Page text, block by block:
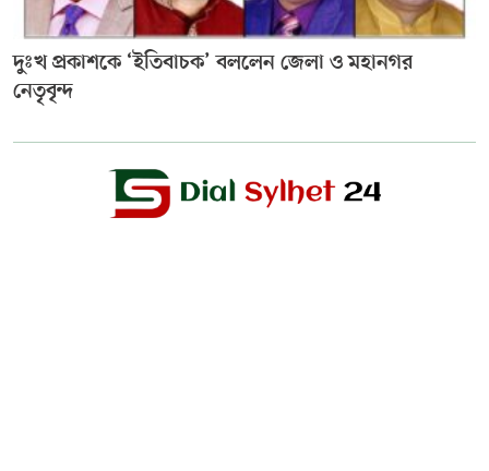
দুঃখ প্রকাশকে ‘ইতিবাচক’ বললেন জেলা ও মহানগর
নেতৃবৃন্দ